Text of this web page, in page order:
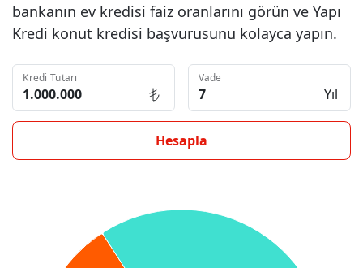
bankanın ev kredisi faiz oranlarını görün ve Yapı
Kredi konut kredisi başvurusunu kolayca yapın.
Kredi Tutarı Vade
Yıl
Hesapla